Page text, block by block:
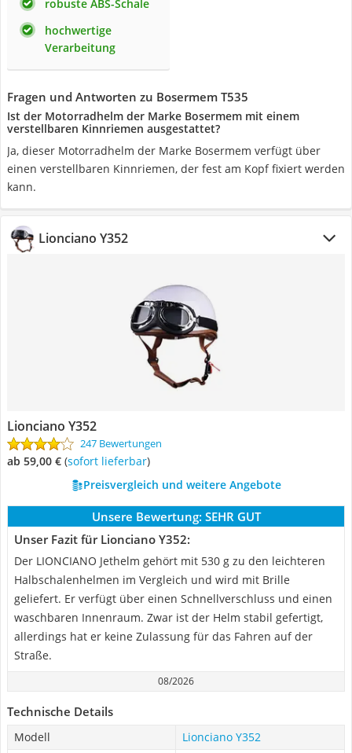
robuste ABS-Schale
hochwertige
Verarbeitung
Fragen und Antworten zu Bosermem T535
Ist der Motorradhelm der Marke Bosermem mit einem
verstellbaren Kinnriemen ausgestattet?
Ja, dieser Motorradhelm der Marke Bosermem verfügt über
einen verstellbaren Kinnriemen, der fest am Kopf fixiert werden
kann.
Lionciano Y352
Lionciano Y352
247 Bewertungen
ab 59,00 € ( Sofort lieferbar)
Preisvergleich und weitere Angebote
Unsere Bewertung: SEHR GUT
Unser Fazit für Lionciano Y352:
Der LIONCIANO Jethelm gehört mit 530 g zu den leichteren
Halbschalenhelmen im Vergleich und wird mit Brille
geliefert. Er verfügt über einen Schnellverschluss und einen
waschbaren Innenraum. Zwar ist der Helm stabil gefertigt,
allerdings hat er keine Zulassung für das Fahren auf der
Straße.
08/2026
Technische Details
Modell
Lionciano Y352